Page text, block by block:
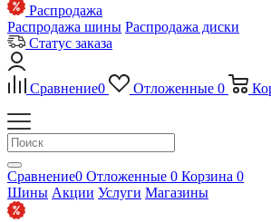
Распродажа
Распродажа шины Распродажа диски
Статус заказа
Сравнение0 Отложенные 0
Сравнение0 Отложенные 0 Корзина 0
Шины Акции Услуги Магазины